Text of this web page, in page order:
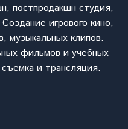
постпродакшн студия,
игрового кино,
музыкальных клипов.
фильмов и учебных
и трансляция.